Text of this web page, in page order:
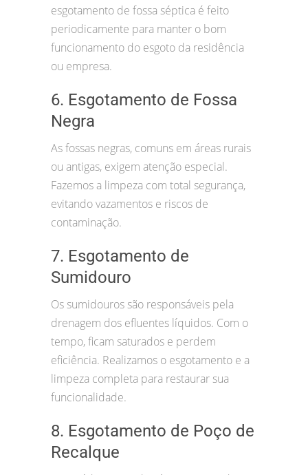
esgotamento de fossa séptica é feito
periodicamente para manter o bom
funcionamento do esgoto da residência
ou empresa.
6. Esgotamento de Fossa
Negra
As fossas negras, comuns em áreas rurais
ou antigas, exigem atenção especial.
Fazemos a limpeza com total segurança,
evitando vazamentos e riscos de
contaminação.
7. Esgotamento de
Sumidouro
Os sumidouros são responsáveis pela
drenagem dos efluentes líquidos. Com o
tempo, ficam saturados e perdem
eficiência. Realizamos o esgotamento e a
limpeza completa para restaurar sua
funcionalidade.
8. Esgotamento de Poço de
Recalque